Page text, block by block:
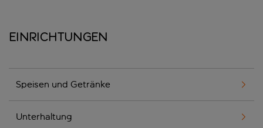
Einrichtungen
Speisen und Getränke
Unterhaltung